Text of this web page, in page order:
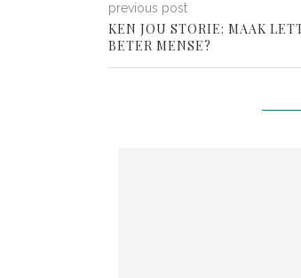
previous post
KEN JOU STORIE: MAAK
BETER MENSE?